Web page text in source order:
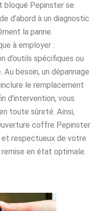
bloqué Pepinster se
d’abord à un diagnostic
la panne.
à employer :
d’outils spécifiques ou
besoin, un dépannage
le remplacement
d’intervention, vous
toute sûreté. Ainsi,
coffre Pepinster
respectueux de votre
en état optimale.